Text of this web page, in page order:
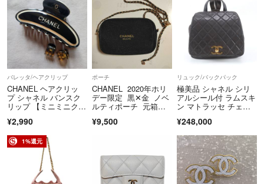
バレッタ/ヘアクリップ
CHANEL ヘアクリッ
プ シャネル バンスク
リップ 【ミニミニクリ
¥2,990
ポーチ
CHANEL 2020年ホリ
デー限定 黒✕金 ノベ
ルティポーチ 元箱な
¥9,500
リュック/バックパック
極美品 シャネル シリ
アルシール付 ラムスキ
ン マトラッセ チェー
ョルダー バッグ レデ
ィース UTR EM16-3
¥248,000
1%還元